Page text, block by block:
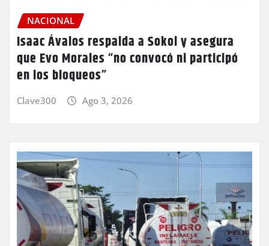
NACIONAL
Isaac Ávalos respalda a Sokol y asegura
que Evo Morales “no convocó ni participó
en los bloqueos”
Clave300 Ago 3, 2026